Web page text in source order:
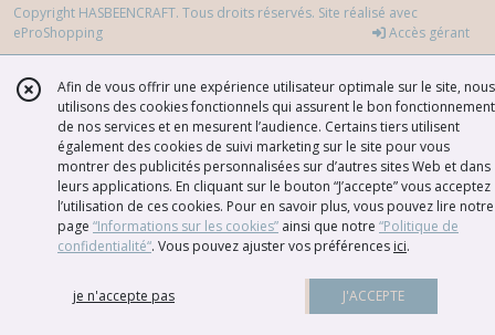
Copyright HASBEENCRAFT. Tous droits réservés. Site réalisé avec
eProShopping
Accès gérant
Afin de vous offrir une expérience utilisateur optimale sur le site, nous
utilisons des cookies fonctionnels qui assurent le bon fonctionnement
de nos services et en mesurent l’audience. Certains tiers utilisent
également des cookies de suivi marketing sur le site pour vous
montrer des publicités personnalisées sur d’autres sites Web et dans
leurs applications. En cliquant sur le bouton “J’accepte” vous acceptez
l’utilisation de ces cookies. Pour en savoir plus, vous pouvez lire notre
page “Informations sur les cookies” ainsi que notre “Politique de
confidentialité“. Vous pouvez ajuster vos préférences ici.
je n'accepte pas J'ACCEPTE